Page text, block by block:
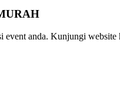
anda. Kunjungi